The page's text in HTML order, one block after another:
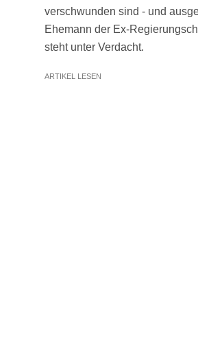
verschwunden sind - und
Ehemann der Ex-
steht unter Verdacht.
ARTIKEL LESEN